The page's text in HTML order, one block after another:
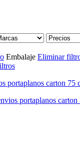
Embalaje Eliminar
portaplanos